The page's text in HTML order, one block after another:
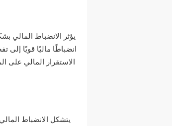
يؤثر الانضباط المالي
انضباطًا ماليًا قويًا إلى
الاستقرار المالي على
يتشكل الانضباط